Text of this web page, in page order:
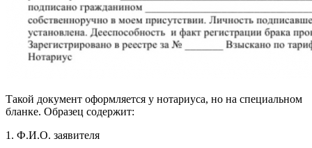
Такой документ оформляется у нотариуса, но на специальном
бланке. Образец содержит:
1. Ф.И.О. заявителя